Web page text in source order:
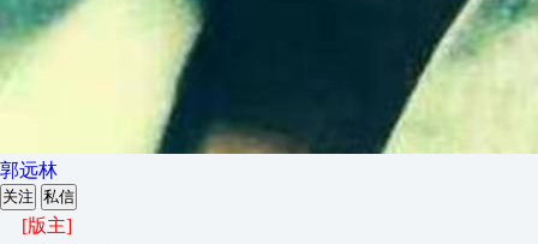
郭远林
关注 私信
[版主]